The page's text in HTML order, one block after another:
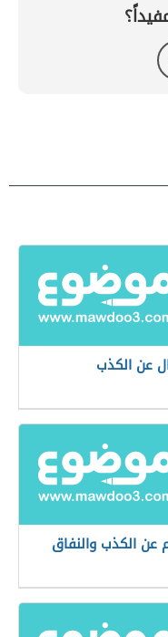
عن الكذب
عن الكذب والنفاق